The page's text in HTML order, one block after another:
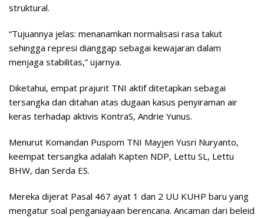
struktural.
“Tujuannya jelas: menanamkan normalisasi rasa takut
sehingga represi dianggap sebagai kewajaran dalam
menjaga stabilitas,” ujarnya.
Diketahui, empat prajurit TNI aktif ditetapkan sebagai
tersangka dan ditahan atas dugaan kasus penyiraman air
keras terhadap aktivis KontraS, Andrie Yunus.
Menurut Komandan Puspom TNI Mayjen Yusri Nuryanto,
keempat tersangka adalah Kapten NDP, Lettu SL, Lettu
BHW, dan Serda ES.
Mereka dijerat Pasal 467 ayat 1 dan 2 UU KUHP baru yang
mengatur soal penganiayaan berencana. Ancaman dari beleid